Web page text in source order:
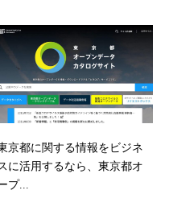
京都に関する情報をビジネ
に活用するなら、東京都オ
プ...